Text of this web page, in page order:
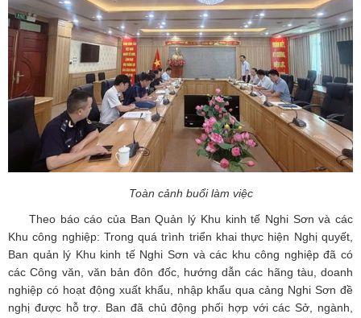
Toàn cảnh buổi làm việc
Theo báo cáo của Ban Quản lý Khu kinh tế Nghi Sơn và các
Khu công nghiệp: Trong quá trình triển khai thực hiện Nghị quyết,
Ban quản lý Khu kinh tế Nghi Sơn và các khu công nghiệp đã có
các Công văn, văn bản đôn đốc, hướng dẫn các hãng tàu, doanh
nghiệp có hoạt động xuất khẩu, nhập khẩu qua cảng Nghi Sơn đề
nghị được hỗ trợ. Ban đã chủ động phối hợp với các Sở, ngành,